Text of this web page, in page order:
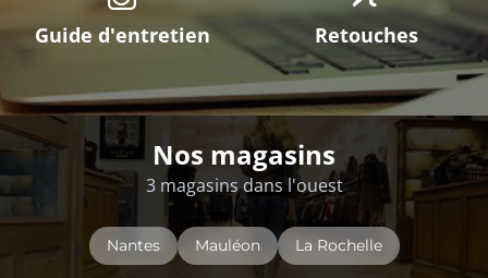
Guide d'entretien Retouches
Nos magasins
3 magasins dans l'ouest
Nantes Mauléon La Rochelle